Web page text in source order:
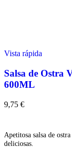
Vista rápida
Salsa de Ostra
600ML
9,75 €
Apetitosa salsa de
deliciosas.